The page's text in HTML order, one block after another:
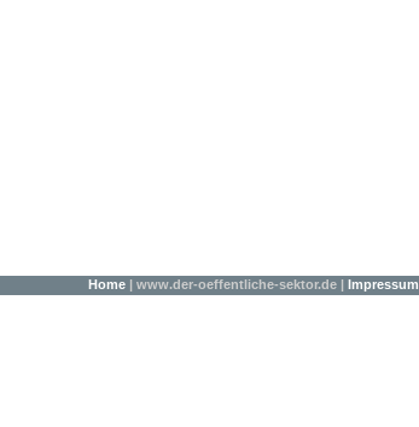
Home| www.der-oeffentliche-sektor.de | Impressum